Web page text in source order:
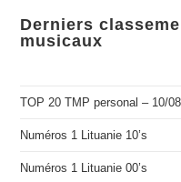
Derniers
musicaux
TOP 20 TMP personal – 10/
Numéros 1 Lituanie 10’s
Numéros 1 Lituanie 00’s